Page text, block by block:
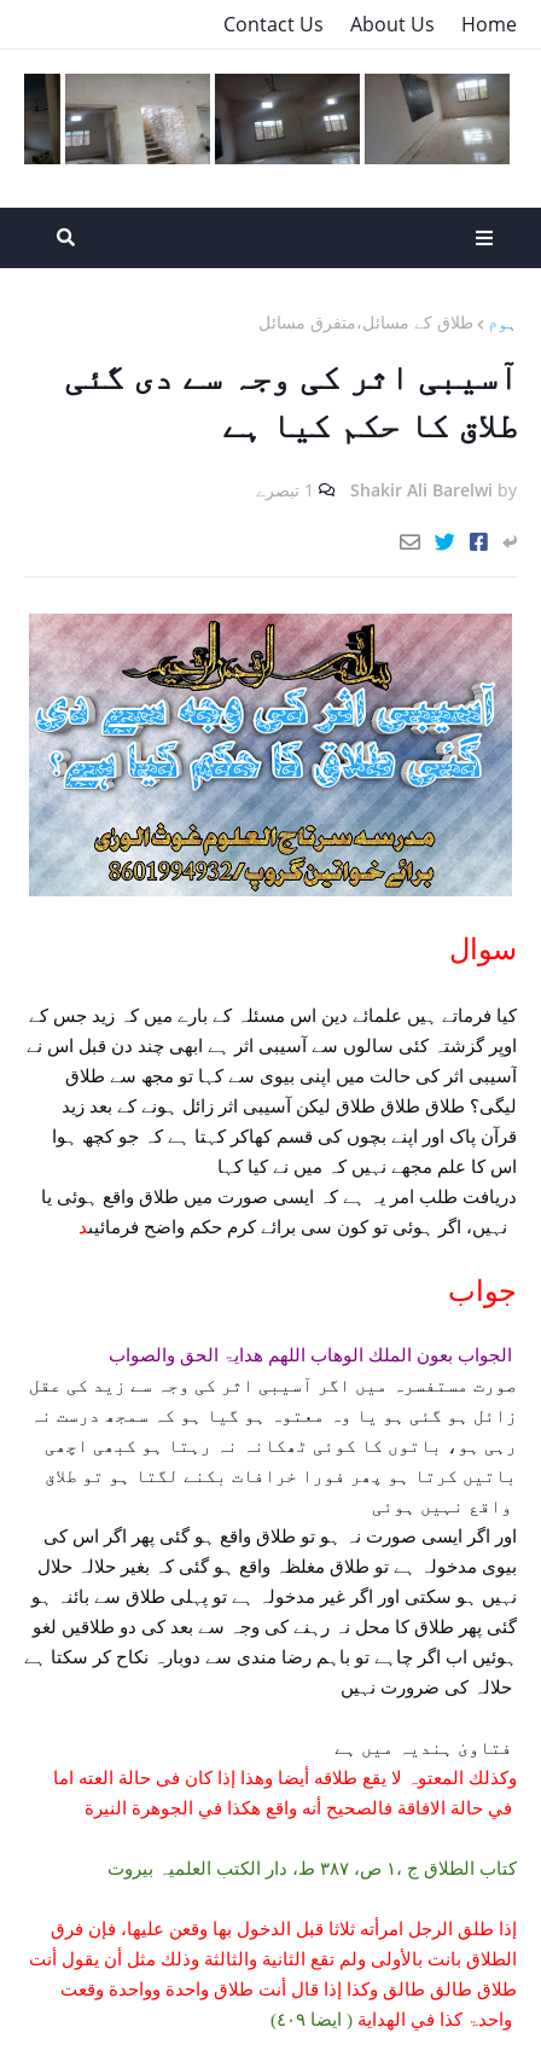
Home
About Us
Contact Us
ہوم طلاق کے مسائل،متفرق مسائل
آسیبی اثر کی وجہ سے دی گئی
طلاق کا حکم کیا ہے
by
Shakir Ali Barelwi 1 تبصرے
سوال
کیا فرماتے ہیں علمائے دین اس مسئلہ کے بارے میں کہ زید جس کے
اوپر گزشتہ کئی سالوں سے آسیبی اثر ہے ابھی چند دن قبل اس نے
آسیبی اثر کی حالت میں اپنی بیوی سے کہا تو مجھ سے طلاق
لیگی؟ طلاق طلاق طلاق لیکن آسیبی اثر زائل ہونے کے بعد زید
قرآن پاک اور اپنے بچوں کی قسم کھاکر کہتا ہے کہ جو کچھ ہوا
اس کا علم مجھے نہیں کہ میں نے کیا کہا
دریافت طلب امر یہ ہے کہ ایسی صورت میں طلاق واقع ہوئی یا
نہیں، اگر ہوئی تو کون سی برائے کرم حکم واضح فرمائیں
جواب
صورت مستفسرہ میں اگر آسیبی اثر کی وجہ سے زید کی عقل
زائل ہو گئی ہو یا وہ معتوہ ہو گیا ہو کہ سمجھ درست نہ
رہی ہو، باتوں کا کوئی ٹھکانہ نہ رہتا ہو کبھی اچھی
باتیں کرتا ہو پھر فورا خرافات بکنے لگتا ہو تو طلاق
بیوی مدخولہ ہے تو طلاق مغلظہ واقع ہو گئی کہ بغیر حلالہ حلال
نہیں ہو سکتی اور اگر غیر مدخولہ ہے تو پہلی طلاق سے بائنہ ہو
گئی پھر طلاق کا محل نہ رہنے کی وجہ سے بعد کی دو طلاقیں لغو
ہوئیں اب اگر چاہے تو باہم رضا مندی سے دوبارہ نکاح کر سکتا ہے
فتاویٰ ہندیہ
وکذلك المعتوہ لا یقع طلاقه أیضا وھذا إذا کان فی حالة العته
اما
کتاب الطلاق ج ،١ ص، ٣٨٧ ط، دار الکتب العلمیہ بیروت
إذا طلق الرجل امرأته ثلاثا قبل الدخول بھا وقعن علیھا، فإن فرق
الطلاق بانت بالأولی ولم تقع الثانیة والثالثة وذلك مثل أن یقول أنت
طلاق طالق طالق وکذا إذا قال أنت طلاق واحدة وواحدة وقعت
واحدۃ کذا في الھدایة